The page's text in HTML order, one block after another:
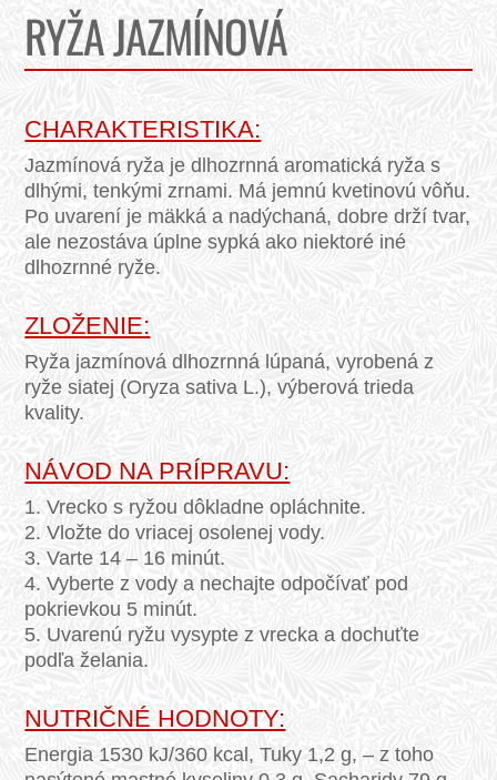
RYŽA JAZMÍNOVÁ
CHARAKTERISTIKA:
Jazmínová ryža je dlhozrnná aromatická ryža s
dlhými, tenkými zrnami. Má jemnú kvetinovú vôňu.
Po uvarení je mäkká a nadýchaná, dobre drží tvar,
ale nezostáva úplne sypká ako niektoré iné
dlhozrnné ryže.
ZLOŽENIE:
Ryža jazmínová dlhozrnná lúpaná, vyrobená z
ryže siatej (Oryza sativa L.), výberová trieda
kvality.
NÁVOD NA PRÍPRAVU:
1. Vrecko s ryžou dôkladne opláchnite.
2. Vložte do vriacej osolenej vody.
3. Varte 14 – 16 minút.
4. Vyberte z vody a nechajte odpočívať pod
pokrievkou 5 minút.
5. Uvarenú ryžu vysypte z vrecka a dochuťte
podľa želania.
NUTRIČNÉ HODNOTY:
Energia 1530 kJ/360 kcal, Tuky 1,2 g, – z toho